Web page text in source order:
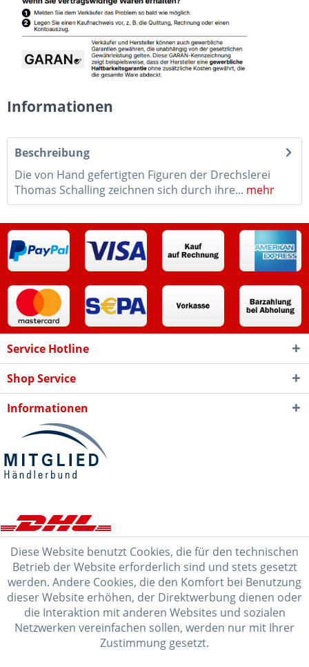
Informationen
Beschreibung
Die von Hand gefertigten Figuren der Drechslerei
Thomas Schalling zeichnen sich durch ihre... mehr
Service Hotline
Shop Service
Informationen
Diese Website benutzt Cookies, die für den technischen
Betrieb der Website erforderlich sind und stets gesetzt
werden. Andere Cookies, die den Komfort bei Benutzung
dieser Website erhöhen, der Direktwerbung dienen oder
die Interaktion mit anderen Websites und sozialen
Netzwerken vereinfachen sollen, werden nur mit Ihrer
Zustimmung gesetzt.